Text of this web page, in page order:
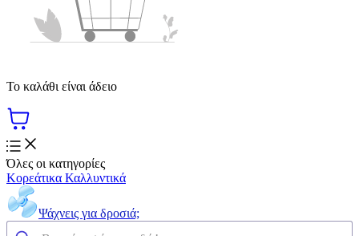
Το καλάθι είναι άδειο
Όλες οι κατηγορίες
Κορεάτικα Καλλυντικά
Ψάχνεις για δροσιά;